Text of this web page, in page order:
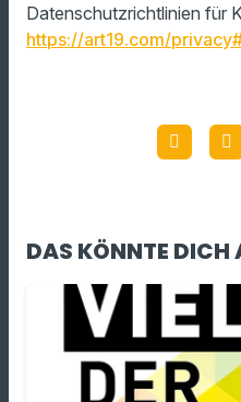
Datenschutzrichtlinien für
https://art19.com/
DAS KÖNNTE DICH